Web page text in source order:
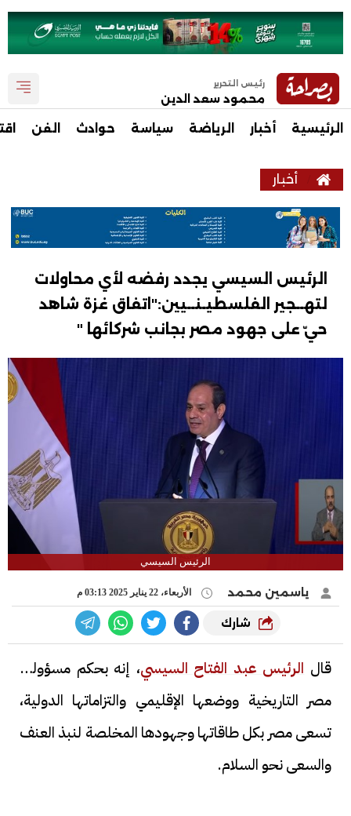
رئيس التحرير
محمود سعد الدين
الرئيسية أخبار الرياضة سياسة حوادث الفن
أخبار
الرئيس السيسي يجدد رفضه لأي محاولات
لتهــجير الفلسطيـنــيين:"اتفاق غزة شاهد
حيّ على جهود مصر بجانب شركائها "
الرئيس السيسي
ياسمين محمد الأربعاء، 22 يناير 2025 03:13 م
شارك
قال الرئيس عبد الفتاح السيسي، إنه بحكم مسؤولية
مصر التاريخية ووضعها الإقليمي والتزاماتها الدولية،
تسعى مصر بكل طاقاتها وجهودها المخلصة لنبذ العنف
والسعى نحو السلام.